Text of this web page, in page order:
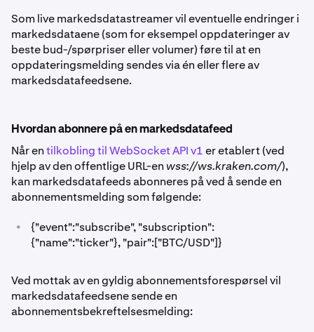
Som live markedsdatastreamer vil eventuelle endringer i
markedsdataene (som for eksempel oppdateringer av
beste bud-/spørpriser eller volumer) føre til at en
oppdateringsmelding sendes via én eller flere av
markedsdatafeedsene.
Hvordan abonnere på en markedsdatafeed
Når entilkobling til WebSocket API v1er etablert (ved
hjelp av den offentlige URL-enwss://ws.kraken.com/),
kan markedsdatafeeds abonneres på ved å sende en
abonnementsmelding som følgende:
•
{"event":"subscribe", "subscription":
{"name":"ticker"}, "pair":["BTC/USD"]}
Ved mottak av en gyldig abonnementsforespørsel vil
markedsdatafeedsene sende en
abonnementsbekreftelsesmelding: